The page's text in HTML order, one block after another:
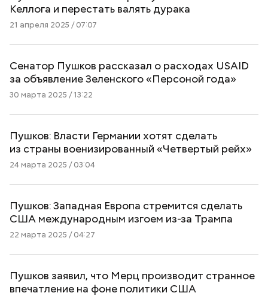
Келлога и перестать валять дурака
21 апреля 2025 / 07:07
Сенатор Пушков рассказал о расходах USAID
за объявление Зеленского «Персоной года»
30 марта 2025 / 13:22
Пушков: Власти Германии хотят сделать
из страны военизированный «Четвертый рейх»
24 марта 2025 / 03:04
Пушков: Западная Европа стремится сделать
США международным изгоем из-за Трампа
22 марта 2025 / 04:27
Пушков заявил, что Мерц производит странное
впечатление на фоне политики США